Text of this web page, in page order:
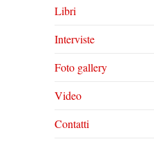
Libri
Interviste
Foto gallery
Video
Contatti